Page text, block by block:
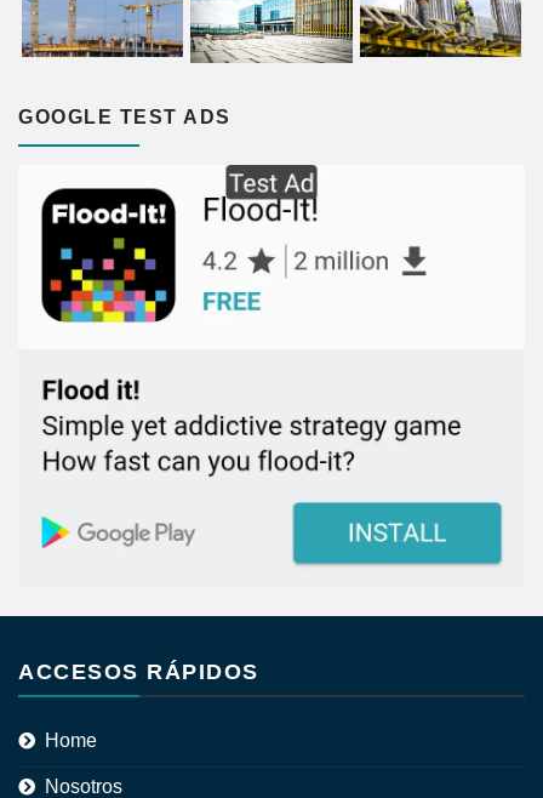
GOOGLE TEST ADS
ACCESOS RÁPIDOS
Home
Nosotros